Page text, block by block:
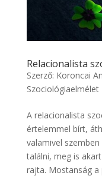
Relacionalista
Szerző: Koroncai
Szociológiaelmélet
A relacionalista
értelemmel bírt,
valamivel
találni, meg is
rajta. Mostanság a